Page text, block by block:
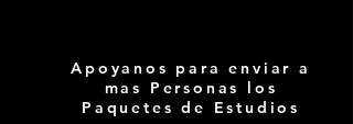
Apoyanos para enviar a
mas Personas los
Paquetes de Estudios